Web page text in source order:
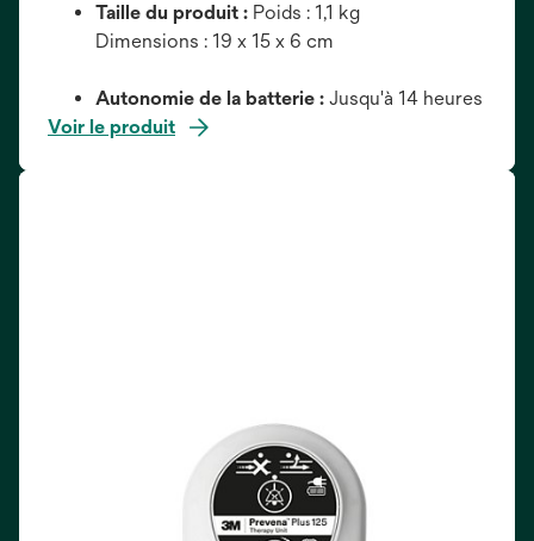
Taille du produit : Poids : 1,1 kg
Dimensions : 19 x 15 x 6 cm
Autonomie de la batterie : Jusqu'à 14 heures
Voir le produit